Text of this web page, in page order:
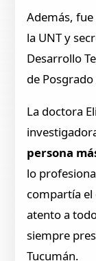
Además, fue
la UNT y
Desarrollo
de Posgrado
La doctora
persona
lo
compartía el
atento a
siempre
Tucumán.